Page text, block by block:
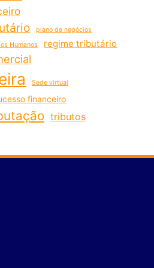
plano de negócios
Humanos regime tributário
Sede virtual
financeiro
tributos